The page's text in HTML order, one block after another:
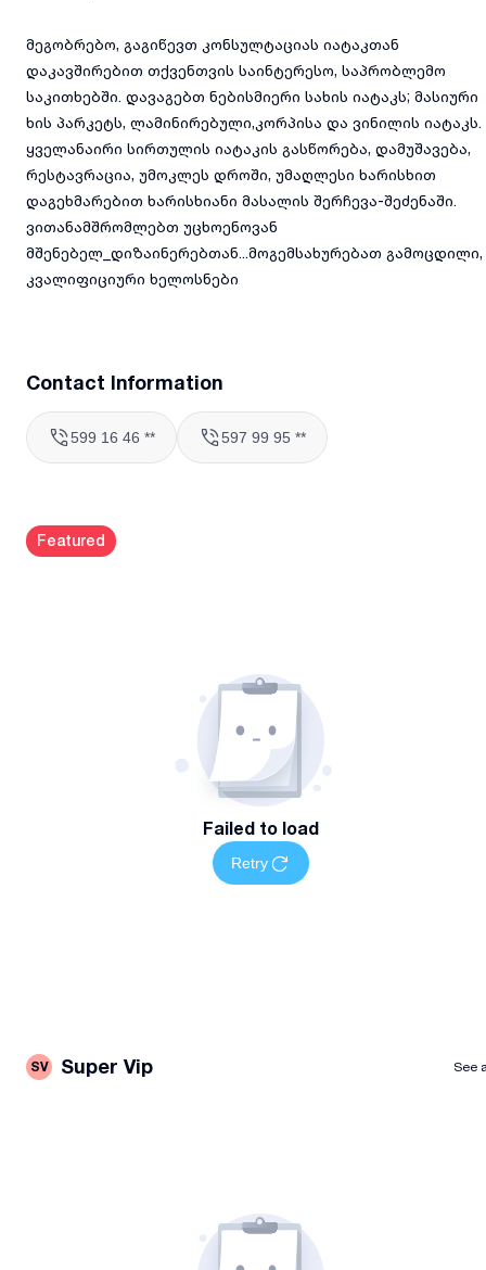
მეგობრებო, გაგიწევთ კონსულტაციას იატაკთან
დაკავშირებით თქვენთვის საინტერესო, საპრობლემო
საკითხებში. დავაგებთ ნებისმიერი სახის იატაკს; მასიური
ხის პარკეტს, ლამინირებული,კორპისა და ვინილის იატაკს.
ყველანაირი სირთულის იატაკის გასწორება, დამუშავება,
რესტავრაცია, უმოკლეს დროში, უმაღლესი ხარისხით
დაგეხმარებით ხარისხიანი მასალის შერჩევა-შეძენაში.
ვითანამშრომლებთ უცხოენოვან
მშენებელ_დიზაინერებთან...მოგემსახურებათ გამოცდილი,
კვალიფიციური ხელოსნები
Contact Information
599 16 46 ** 597 99 95 **
Featured
Failed to load
Retry
SV Super Vip See